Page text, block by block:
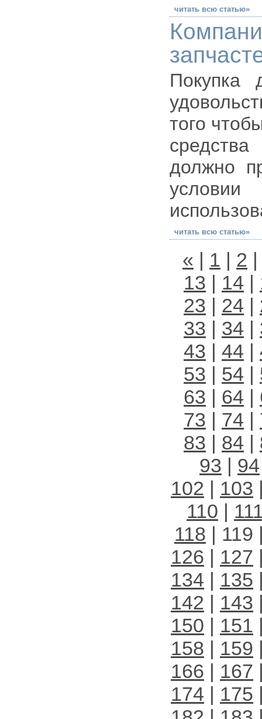
читать всю статью»
Покупка
того
должно
условии
читать всю статью»
« | 1 | 2
13 | 14 |
23 | 24 |
33 | 34 |
43 | 44 |
53 | 54 |
63 | 64 |
73 | 74 |
83 | 84 |
93 | 94
102 | 103
110 |
118 |
126 | 127
134 | 135
142 | 143
150 | 151
158 | 159
166 | 167
174 | 175